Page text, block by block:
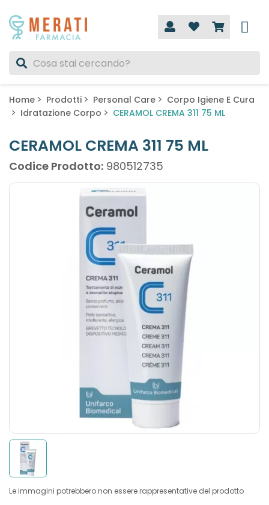
Home Prodotti Personal Care
Corpo Igiene E Cura
Idratazione Corpo
CERAMOL CREMA 311 75 ML
CERAMOL CREMA 311 75 ML
Codice Prodotto: 980512735
Le immagini potrebbero non essere rappresentative del prodotto